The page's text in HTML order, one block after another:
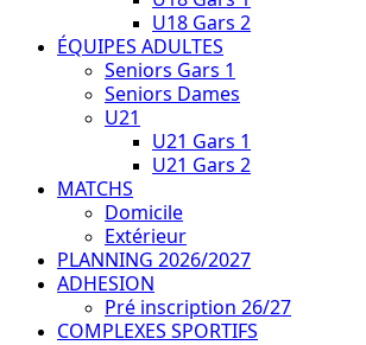
U18 Gars 2
ÉQUIPES ADULTES
Seniors Gars 1
Seniors Dames
U21
U21 Gars 1
U21 Gars 2
MATCHS
Domicile
Extérieur
PLANNING 2026/2027
ADHESION
Pré inscription 26/27
COMPLEXES SPORTIFS